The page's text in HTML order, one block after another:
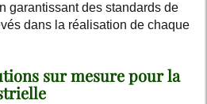
garantissant des standards de
dans la réalisation de chaque
sur mesure pour la